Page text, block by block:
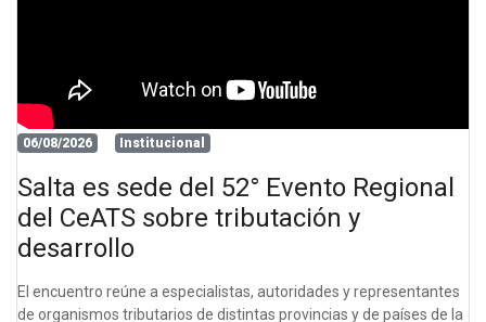
06/08/2026 Institucional
Salta es sede del 52° Evento Regional
del CeATS sobre tributación y
desarrollo
El encuentro reúne a especialistas, autoridades y representantes
de organismos tributarios de distintas provincias y de países de la